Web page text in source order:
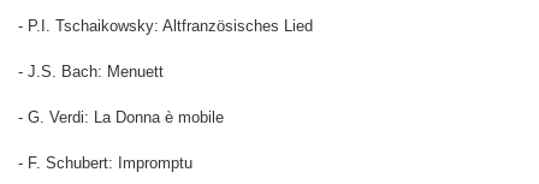
- P.I. Tschaikowsky: Altfranzösisches Lied
- J.S. Bach: Menuett
- G. Verdi: La Donna è mobile
- F. Schubert: Impromptu